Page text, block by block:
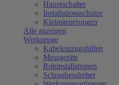
Hauptschalter
Installationsschütze
Kleinsteuerungen
Alle anzeigen
Werkzeuge
Kabeleinzugshilfen
Messgeräte
Rohinstallationen
Schraubendreher